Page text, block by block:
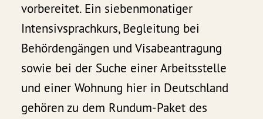
vorbereitet. Ein siebenmonatiger
Intensivsprachkurs, Begleitung bei
Behördengängen und Visabeantragung
sowie bei der Suche einer Arbeitsstelle
und einer Wohnung hier in Deutschland
gehören zu dem Rundum-Paket des